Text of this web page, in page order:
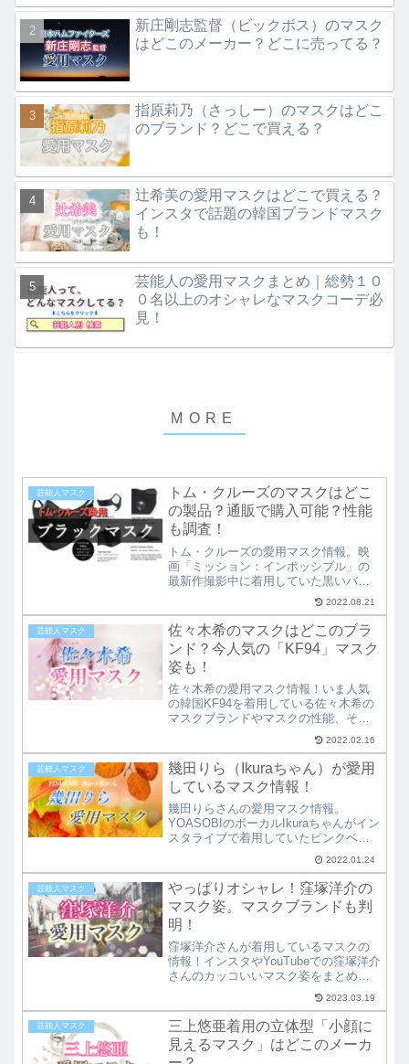
新庄剛志監督（ビックボス）のマスク
はどこのメーカー？どこに売ってる？
指原莉乃（さっしー）のマスクはどこ
のブランド？どこで買える？
辻希美の愛用マスクはどこで買える？
インスタで話題の韓国ブランドマスク
も！
芸能人の愛用マスクまとめ｜総勢１０
０名以上のオシャレなマスクコーデ必
見！
芸能人マスク
トム・クルーズのマスクはどこ
の製品？通販で購入可能？性能
も調査！
トム・クルーズの愛用マスク情報。映
画「ミッション：インポッシブル」の
最新作撮影中に着用していた黒いバル
ブ付きマスク。いったいどこのマスク
でどこに売っているのか？通販での
「購入方法」やマスクの製造元、性能
面や効果についても徹底調査！トム・
クルーズファン必見です！
2022.08.21
芸能人マスク
佐々木希のマスクはどこのブラ
ンド？今人気の「KF94」マスク
姿も！
佐々木希の愛用マスク情報！いま人気
の韓国KF94を着用している佐々木希の
マスクブランドやマスクの性能、それ
と販売ショップなどの情報を調査して
紹介しています。さらに過去インスタ
にアップされた佐々木希さんのおしゃ
れなマスクコーデも合わせて画像を紹
介しています！
2022.02.16
芸能人マスク
幾田りら（Ikuraちゃん）が愛用
しているマスク情報！
幾田りらさんの愛用マスク情報。
YOASOBIのボーカルIkuraちゃんがイン
スタライブで着用していたピンクベー
ジュの不織布マスクや、オールナイト
ニッポンでいくらちゃんが着用してい
た立体型マスクなどを徹底調査！メー
カー名や販売ショップ情報などを紹介
しています。
2022.01.24
芸能人マスク
やっぱりオシャレ！窪塚洋介の
マスク姿。マスクブランドも判
明！
窪塚洋介さんが着用しているマスクの
情報！インスタやYouTubeでの窪塚洋介
さんのカッコいいマスク姿をまとめて
紹介。愛用マスクの商品名やブランド
名、それに購入可能な通販ショップな
ども調査して紹介。そのオシャレでか
っこいい窪塚洋介さんのマスク姿をご
堪能ください♪
2023.03.19
芸能人マスク
三上悠亜着用の立体型「小顔に
見えるマスク」はどこのメーカ